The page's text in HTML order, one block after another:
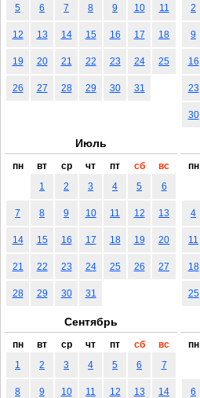
5 6 7 8 9 10 11
12 13 14 15 16 17 18
19 20 21 22 23 24 25
26 27 28 29 30 31
2
9
16
23
30
Июль
пн вт ср чт пт сб
вс
1
2 3 4 5 6
7 8 9 10 11 12 13
14 15 16 17 18 19 20
21 22 23 24 25 26 27
28 29 30 31
пн
4
11
18
25
Сентябрь
пн вт ср чт пт сб
вс
1
2 3 4 5 6 7
8 9 10 11 12 13 14
пн
6